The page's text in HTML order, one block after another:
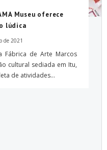
Museu oferece
lúdica
de 2021
Fábrica de Arte Marcos
cultural sediada em Itu,
de atividades...